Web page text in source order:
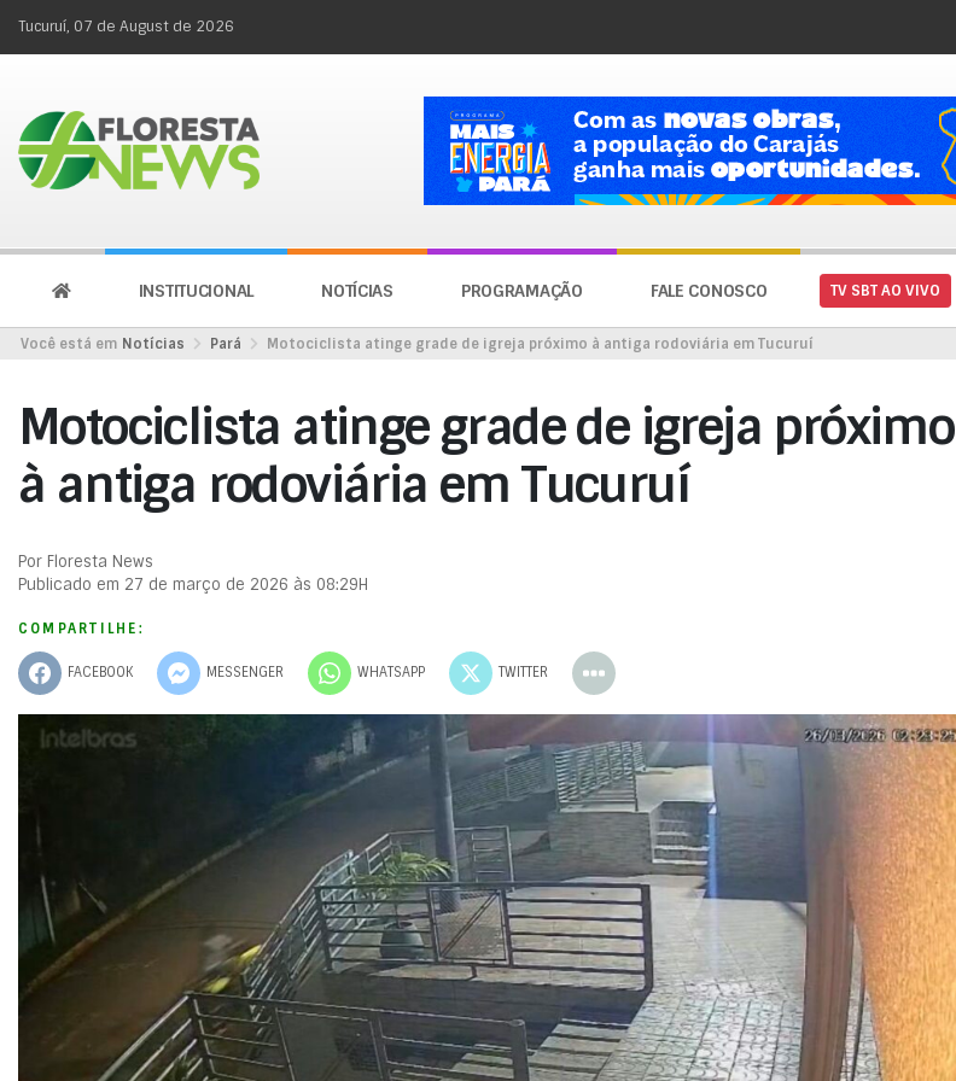
Tucuruí, 07 de August de 2026
INSTITUCIONAL NOTÍCIAS PROGRAMAÇÃO FALE CONOSCO TV SBT AO VIVO
Você está em Notícias Pará Motociclista atinge grade de igreja próximo à antiga rodoviária em Tucuruí
Motociclista atinge grade de igreja próximo
à antiga rodoviária em Tucuruí
Por Floresta News
Publicado em 27 de março de 2026 às 08:29H
COMPARTILHE:
FACEBOOK MESSENGER WHATSAPP TWITTER